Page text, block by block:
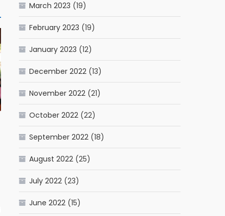
March 2023 (19)
February 2023 (19)
January 2023 (12)
December 2022 (13)
November 2022 (21)
October 2022 (22)
September 2022 (18)
August 2022 (25)
July 2022 (23)
June 2022 (15)